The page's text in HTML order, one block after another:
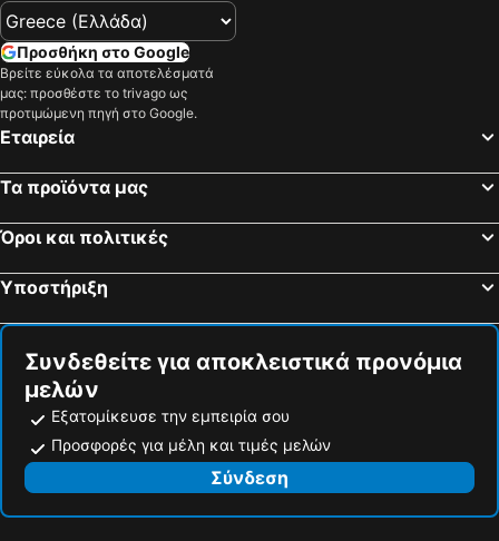
Προσθήκη στο Google
Βρείτε εύκολα τα αποτελέσματά
μας: προσθέστε το trivago ως
προτιμώμενη πηγή στο Google.
Εταιρεία
Τα προϊόντα μας
Όροι και πολιτικές
Υποστήριξη
Συνδεθείτε για αποκλειστικά προνόμια
μελών
Εξατομίκευσε την εμπειρία σου
Προσφορές για μέλη και τιμές μελών
Σύνδεση